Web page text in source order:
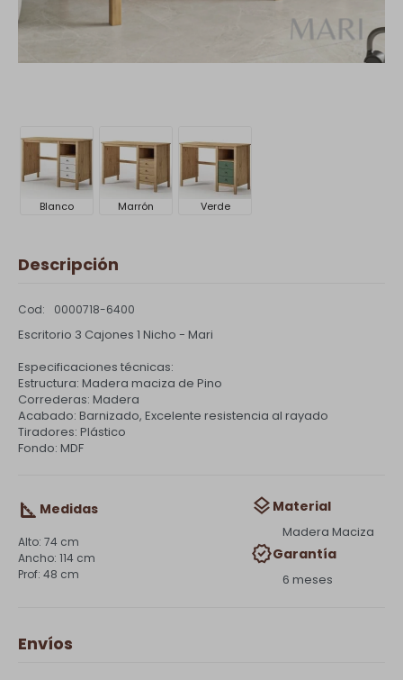
Blanco Marrón Verde
Descripción
0000718-6400
Escritorio 3 Cajones 1 Nicho - Mari
Especificaciones técnicas:
Estructura: Madera maciza de Pino
Correderas: Madera
Acabado: Barnizado, Excelente resistencia al rayado
Tiradores: Plástico
Fondo: MDF
Medidas
74 cm
114 cm
48 cm
Material
Madera Maciza
Garantía
6 meses
Envíos